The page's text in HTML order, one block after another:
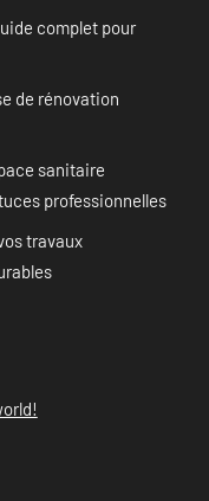
complet pour
de rénovation
sanitaire
professionnelles
travaux